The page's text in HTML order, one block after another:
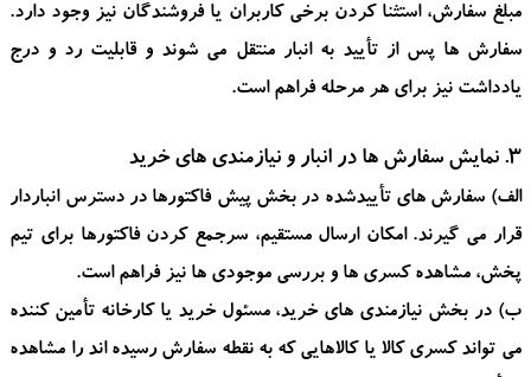
مبلغ سفارش، استثنا کردن برخی کاربران یا فروشندگان نیز وجود دارد.
سفارش ها پس از تأیید به انبار منتقل می شوند و قابلیت رد و درج
یادداشت نیز برای هر مرحله فراهم است.
3. نمایش سفارش ها در انبار و نیازمندی های خرید
الف) سفارش های تأییدشده در بخش پیش فاکتورها در دسترس انباردار
قرار می گیرند. امکان ارسال مستقیم، سرجمع کردن فاکتورها برای تیم
پخش، مشاهده کسری ها و بررسی موجودی ها نیز فراهم است.
ب) در بخش نیازمندی های خرید، مسئول خرید یا کارخانه تأمین کننده
می تواند کسری کالا یا کالاهایی که به نقطه سفارش رسیده اند را مشاهده